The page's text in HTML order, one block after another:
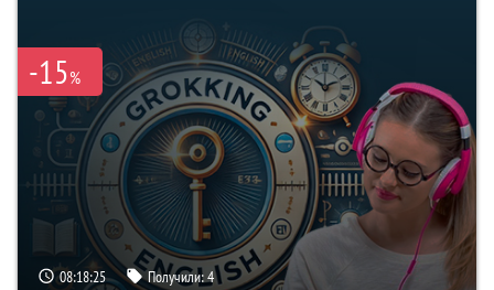
-15%
08:18:24 Получили:4